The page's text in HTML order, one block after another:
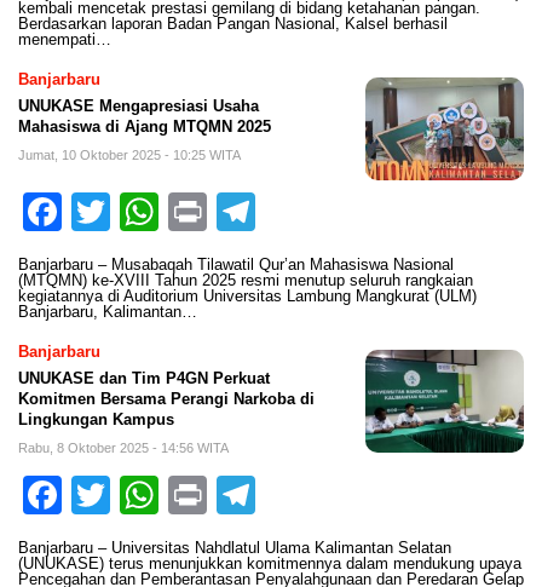
kembali mencetak prestasi gemilang di bidang ketahanan pangan.
Berdasarkan laporan Badan Pangan Nasional, Kalsel berhasil
menempati…
Banjarbaru
UNUKASE Mengapresiasi Usaha
Mahasiswa di Ajang MTQMN 2025
Jumat, 10 Oktober 2025 - 10:25 WITA
Facebook
TwitterWhatsApp
Print
Banjarbaru – Musabaqah Tilawatil Qur’an Mahasiswa Nasional
(MTQMN) ke-XVIII Tahun 2025 resmi menutup seluruh rangkaian
kegiatannya di Auditorium Universitas Lambung Mangkurat (ULM)
Banjarbaru, Kalimantan…
Banjarbaru
UNUKASE dan Tim P4GN Perkuat
Komitmen Bersama Perangi Narkoba di
Lingkungan Kampus
Rabu, 8 Oktober 2025 - 14:56 WITA
Facebook
TwitterWhatsApp
Print
Banjarbaru – Universitas Nahdlatul Ulama Kalimantan Selatan
(UNUKASE) terus menunjukkan komitmennya dalam mendukung upaya
Pencegahan dan Pemberantasan Penyalahgunaan dan Peredaran Gelap